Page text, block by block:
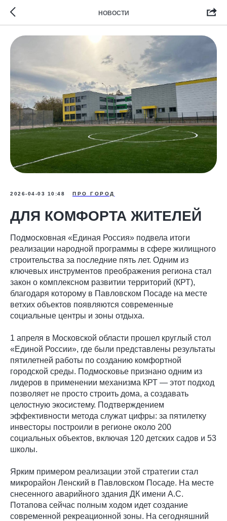
НОВОСТИ
2026-04-03 10:48 ПРО ГОРОД
ДЛЯ КОМФОРТА ЖИТЕЛЕЙ
Подмосковная «Единая Россия» подвела итоги
реализации народной программы в сфере жилищного
строительства за последние пять лет. Одним из
ключевых инструментов преображения региона стал
закон о комплексном развитии территорий (КРТ),
благодаря которому в Павловском Посаде на месте
ветхих объектов появляются современные
социальные центры и зоны отдыха.
1 апреля в Московской области прошел круглый стол
«Единой России», где были представлены результаты
пятилетней работы по созданию комфортной
городской среды. Подмосковье признано одним из
лидеров в применении механизма КРТ — этот подход
позволяет не просто строить дома, а создавать
целостную экосистему. Подтверждением
эффективности метода служат цифры: за пятилетку
инвесторы построили в регионе около 200
социальных объектов, включая 120 детских садов и 53
школы.
Ярким примером реализации этой стратегии стал
микрорайон Ленский в Павловском Посаде. На месте
снесенного аварийного здания ДК имени А.С.
Потапова сейчас полным ходом идет создание
современной рекреационной зоны. На сегодняшний